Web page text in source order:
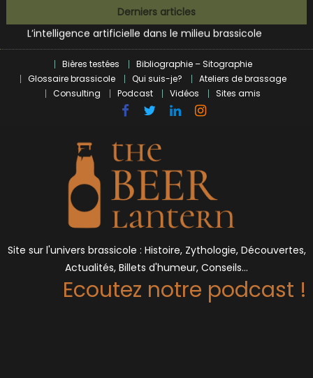
to
Derniers articles
L’intelligence artificielle dans le milieu brassicole
BrewDog racheté par Tilray pour une bouchée de pain ?
Bières et célébrités
Bières testées
Bibliographie – Sitographie
Glossaire brassicole
Qui suis-je?
Ateliers de brassage
Consulting
Podcast Vidéos Sites amis
Site sur l'univers brassicole : Histoire, Zythologie, Découvertes,
Actualités, Billets d'humeur, Conseils…
Ecoutez notre podcast !